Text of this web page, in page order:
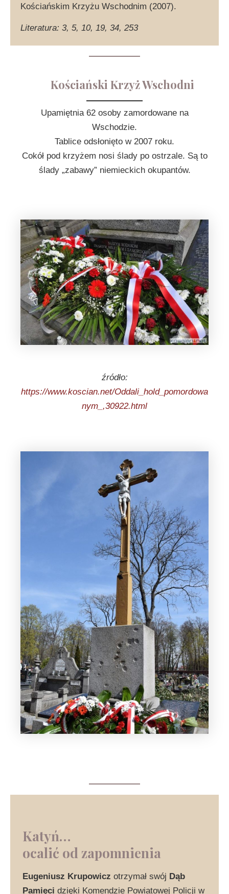
Kościańskim Krzyżu Wschodnim (2007).
Literatura: 3, 5, 10, 19, 34, 253
Kościański Krzyż Wschodni
Upamiętnia 62 osoby zamordowane na
Wschodzie.
Tablice odsłonięto w 2007 roku.
Cokół pod krzyżem nosi ślady po ostrzale. Są to
ślady „zabawy” niemieckich okupantów.
źródło:
https://www.koscian.net/Oddali_hold_pomordowa
nym_,30922.html
Katyń…
ocalić od zapomnienia
Eugeniusz Krupowicz otrzymał swój Dąb
Pamięci dzięki Komendzie Powiatowej Policji w